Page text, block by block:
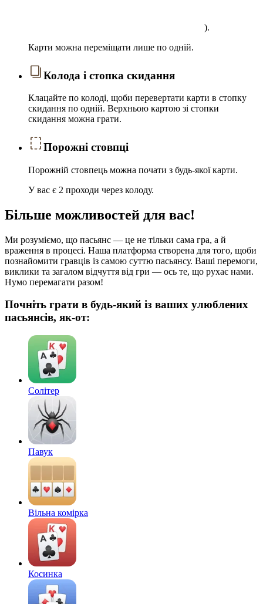
).
Карти можна переміщати лише по одній.
Колода і стопка скидання
Клацайте по колоді, щоби перевертати карти в стопку
скидання по одній. Верхньою картою зі стопки
скидання можна грати.
Порожні стовпці
Порожній стовпець можна почати з будь-якої карти.
У вас є 2 проходи через колоду.
Більше можливостей для вас!
Ми розуміємо, що пасьянс — це не тільки сама гра, а й
враження в процесі. Наша платформа створена для того, щоби
познайомити гравців із самою суттю пасьянсу. Ваші перемоги,
виклики та загалом відчуття від гри — ось те, що рухає нами.
Нумо перемагати разом!
Почніть грати в будь-який із ваших улюблених
пасьянсів, як-от:
Солітер
Павук
Вільна комірка
Косинка